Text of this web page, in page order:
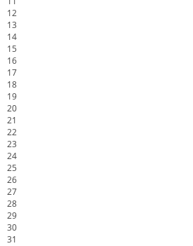
12
13
14
15
16
17
18
19
20
21
22
23
24
25
26
27
28
29
30
31